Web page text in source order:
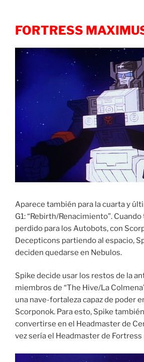
FORTRESS
Aparece también para la cuarta y
G1: “Rebirth/Renacimiento”.
perdido para los Autobots, con
Decepticons partiendo al espacio,
deciden quedarse en Nebulos.
Spike decide usar los restos de la
miembros de “The Hive/La
una nave-fortaleza capaz de poder
Scorponok. Para esto, Spike
convertirse en el Headmaster de
vez sería el Headmaster de Fortress